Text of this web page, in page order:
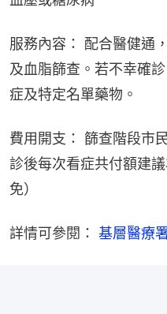
服務內容： 配合醫健通
及血脂篩查。若不幸確
症及特定名單藥物。
費用開支： 篩查階段市
診後每次看症共付額建
免）
詳情可參閱： 基層醫療